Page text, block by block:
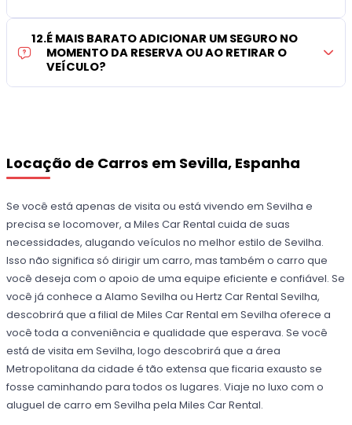
12.É MAIS BARATO ADICIONAR UM SEGURO NO
MOMENTO DA RESERVA OU AO RETIRAR O
VEÍCULO?
Locação de Carros em Sevilla, Espanha
Se você está apenas de visita ou está vivendo em Sevilha e
precisa se locomover, a Miles Car Rental cuida de suas
necessidades, alugando veículos no melhor estilo de Sevilha.
Isso não significa só dirigir um carro, mas também o carro que
você deseja com o apoio de uma equipe eficiente e confiável. Se
você já conhece a Alamo Sevilha ou Hertz Car Rental Sevilha,
descobrirá que a filial de Miles Car Rental em Sevilha oferece a
você toda a conveniência e qualidade que esperava. Se você
está de visita em Sevilha, logo descobrirá que a área
Metropolitana da cidade é tão extensa que ficaria exausto se
fosse caminhando para todos os lugares. Viaje no luxo com o
aluguel de carro em Sevilha pela Miles Car Rental.